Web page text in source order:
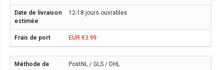
12-18 jours ouvrables
EUR €3.99
PostNL / GLS / DHL